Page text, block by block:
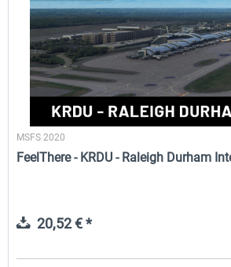
MSFS 2020
FeelThere - KRDU - Raleigh Durham
20,52 € *